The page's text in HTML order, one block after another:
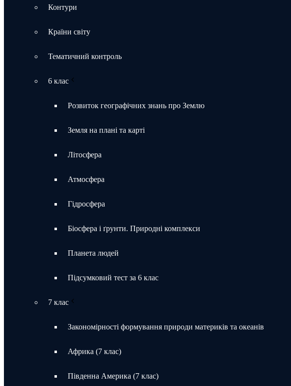
Контури
Країни світу
Тематичний контроль
6 клас
Розвиток географічних знань про Землю
Земля на плані та карті
Літосфера
Атмосфера
Гідросфера
Біосфера і ґрунти. Природні комплекси
Планета людей
Підсумковий тест за 6 клас
7 клас
Закономірності формування природи материків та океанів
Африка (7 клас)
Південна Америка (7 клас)